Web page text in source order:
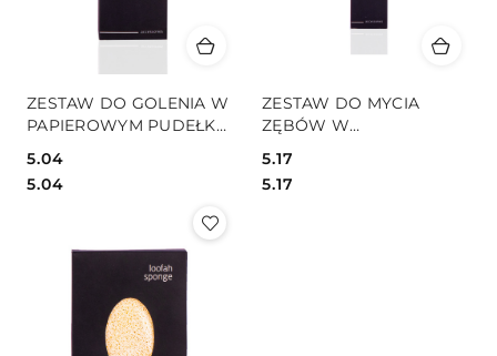
ZESTAW DO GOLENIA W
PAPIEROWYM PUDEŁKU
Cena:
5.04
Cena:
5.04
ZESTAW DO MYCIA
ZĘBÓW W
BLACK
Cena:
5.17
Cena:
5.17